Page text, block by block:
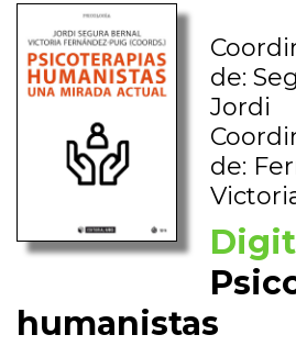
de:
Jordi
de:
humanistas